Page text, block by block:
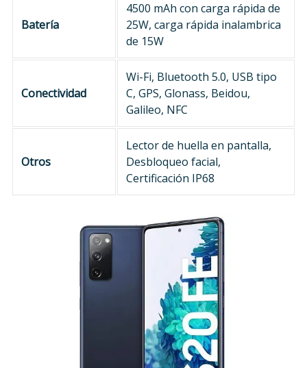
Batería
4500 mAh con carga rápida de
25W, carga rápida inalambrica
de 15W
Conectividad
Wi-Fi, Bluetooth 5.0, USB tipo
C, GPS, Glonass, Beidou,
Galileo, NFC
Otros
Lector de huella en pantalla,
Desbloqueo facial,
Certificación IP68